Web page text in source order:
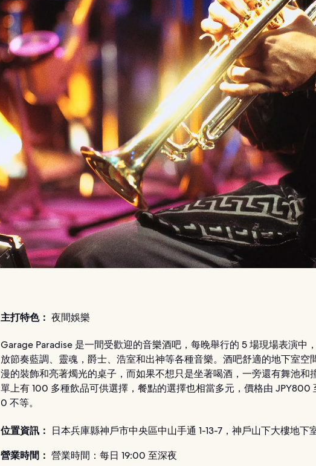
主打特色： 夜間娛樂
Garage Paradise 是一間受歡迎的音樂酒吧，每晚舉行的 5 場現場表演中
放節奏藍調、靈魂，爵士、浩室和出神等各種音樂。酒吧舒適的地下室空
漫的裝飾和亮著燭光的桌子，而如果不想只是坐著喝酒，一旁還有舞池和
單上有 100 多種飲品可供選擇，餐點的選擇也相當多元，價格由 JPY800
0 不等。
位置資訊： 日本兵庫縣神戶市中央區中山手通 1-13-7，神戶山下大樓地下
營業時間： 營業時間：每日 19:00 至深夜